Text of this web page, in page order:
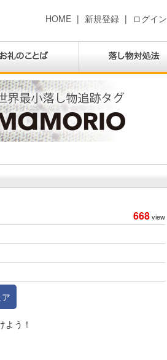
HOME | 新規登録 | ログイン
668view
よう！